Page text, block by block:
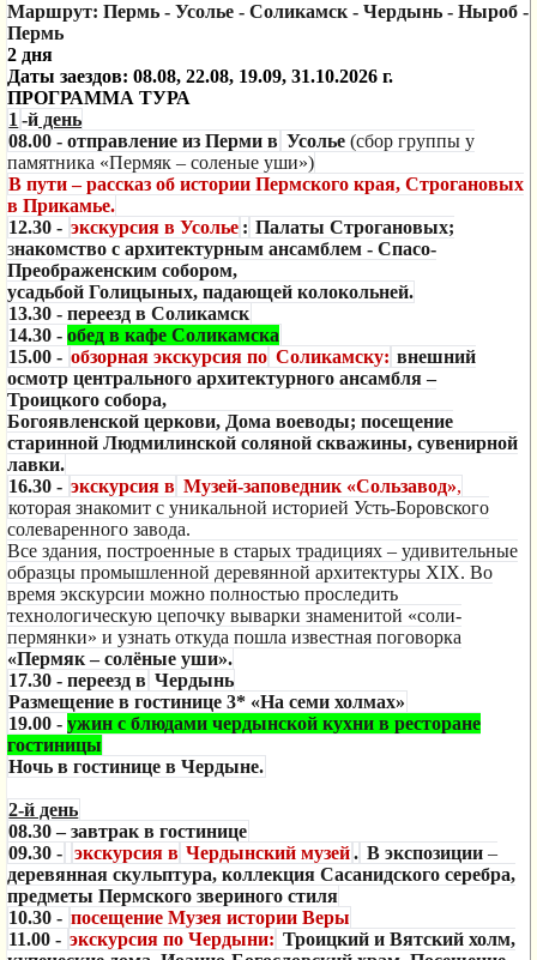
Маршрут: Пермь - Усолье - Соликамск - Чердынь - Ныроб -
Пермь
2 дня
Даты заездов: 08.08, 22.08, 19.09, 31.10.2026 г.
ПРОГРАММА ТУРА
1 -йдень
08.00 -отправление из Перми в Усолье (сбор группы у
памятника «Пермяк – соленые уши»)
В пути – рассказ об истории Пермского края, Строгановых
в Прикамье.
12.30 - экскурсия в Усолье : Палаты Строгановых;
знакомство с архитектурным ансамблем - Спасо-
Преображенским собором,
усадьбой Голицыных, падающей колокольней.
13.30 -переезд в Соликамск
14.30 -обед в кафе Соликамска
15.00 - обзорная экскурсия по Соликамску: внешний
осмотр центрального архитектурного ансамбля –
Троицкого собора,
Богоявленской церкови, Дома воеводы; посещение
старинной Людмилинской соляной скважины, сувенирной
лавки.
16.30 - экскурсия в Музей-заповедник «Сользавод»,
которая знакомит с уникальной историей Усть-Боровского
солеваренного завода.
Все здания, построенные в старых традициях – удивительные
образцы промышленной деревянной архитектуры XIX. Во
время экскурсии можно полностью проследить
технологическую цепочку выварки знаменитой «соли-
пермянки» и узнать откуда пошла известная поговорка
«Пермяк – солёные уши».
17.30 -переезд в Чердынь
Размещение в гостинице 3* «На семи холмах»
19.00-ужин с блюдами чердынской кухни в ресторане
гостиницы
Ночь в гостинице в Чердыне.
2-й день
08.30 – завтрак в гостинице
09.30 - экскурсия в Чердынский музей. В экспозиции–
деревянная скульптура, коллекция Сасанидского серебра,
предметы Пермского звериного стиля
10.30 - посещение Музея истории Веры
11.00 - экскурсия по Чердыни: Троицкий и Вятский холм,